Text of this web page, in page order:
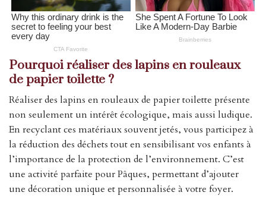
Pourquoi réaliser des lapins en rouleaux
de papier toilette ?
Réaliser des lapins en rouleaux de papier toilette présente
non seulement un intérêt écologique, mais aussi ludique.
En recyclant ces matériaux souvent jetés, vous participez à
la réduction des déchets tout en sensibilisant vos enfants à
l’importance de la protection de l’environnement. C’est
une activité parfaite pour Pâques, permettant d’ajouter
une décoration unique et personnalisée à votre foyer.